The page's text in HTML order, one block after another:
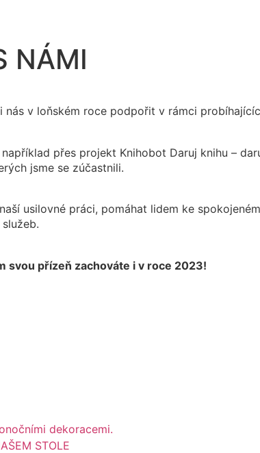
NÁMI
v loňském roce podpořit v rámci
přes projekt Knihobot Daruj knihu –
jsme se zúčastnili.
usilovné práci, pomáhat lidem ke
svou přízeň zachováte i v roce 2023!
STOLE